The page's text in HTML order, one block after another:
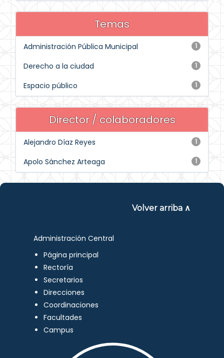
Temas
1
Administración Pública Municipal
1
Derecho a la ciudad
1
Espacio público
Director / colaboradores
1
Alejandro Díaz Reyes
1
Apolo Sánchez Arteaga
Volver arriba ∧
Administración Central
Página principal
Rectoría
Secretarios
Direcciones
Coordinaciones
Facultades
Campus